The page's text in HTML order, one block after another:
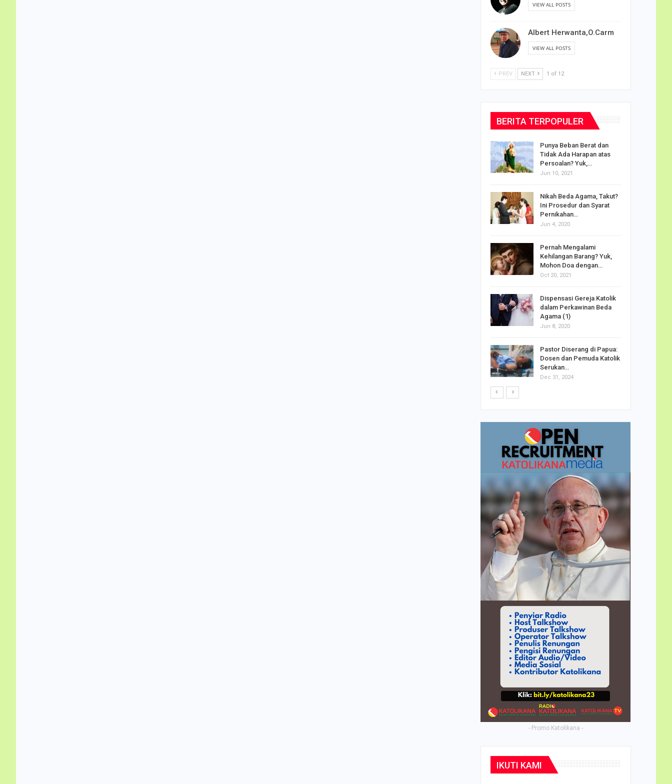
VIEW ALL POSTS
Albert Herwanta,O.Carm
VIEW ALL POSTS
PREV NEXT 1 of 12
BERITA TERPOPULER
Punya Beban Berat dan
Tidak Ada Harapan atas
Persoalan? Yuk,…
Jun 10, 2021
Nikah Beda Agama, Takut?
Ini Prosedur dan Syarat
Pernikahan…
Jun 4, 2020
Pernah Mengalami
Kehilangan Barang? Yuk,
Mohon Doa dengan…
Oct 20, 2021
Dispensasi Gereja Katolik
dalam Perkawinan Beda
Agama (1)
Jun 8, 2020
Pastor Diserang di Papua:
Dosen dan Pemuda Katolik
Serukan…
Dec 31, 2024
- Promo Katolikana -
IKUTI KAMI